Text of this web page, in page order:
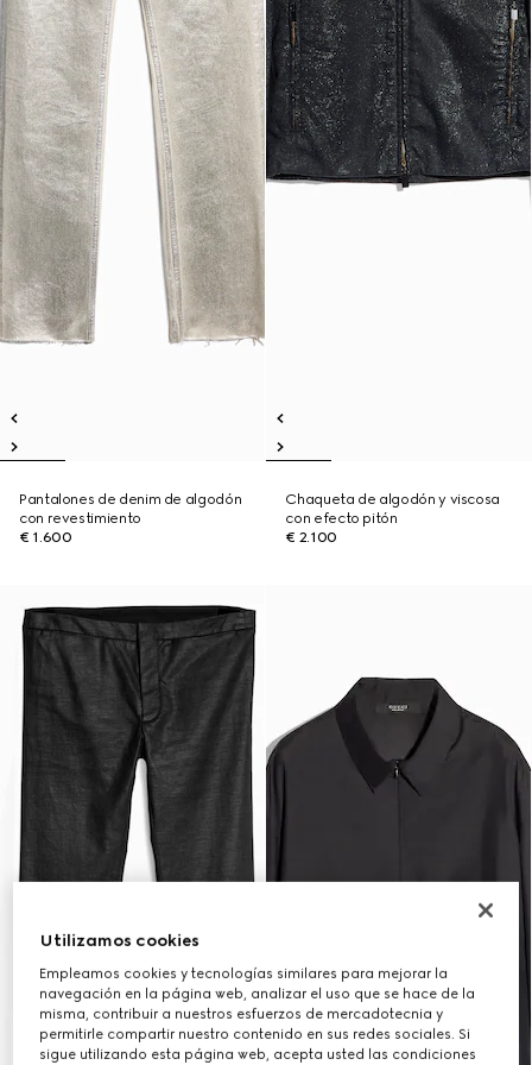
Pantalones de denim de algodón
con revestimiento
€ 1.600
Chaqueta de algodón y viscosa
con efecto pitón
€ 2.100
Utilizamos cookies
Empleamos cookies y tecnologías similares para mejorar la
navegación en la página web, analizar el uso que se hace de la
misma, contribuir a nuestros esfuerzos de mercadotecnia y
permitirle compartir nuestro contenido en sus redes sociales. Si
sigue utilizando esta página web, acepta usted las condiciones